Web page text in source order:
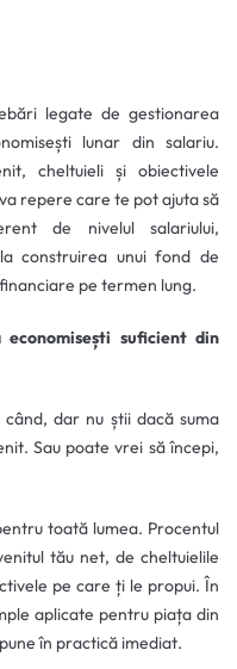
TAB)
IN A NEW TAB)
legate de gestionarea
lunar din salariu.
cheltuieli și obiectivele
repere care te pot ajuta să
de nivelul salariului,
construirea unui fond de
pe termen lung.
suficient din
dar nu știi dacă suma
Sau poate vrei să începi,
toată lumea. Procentul
tău net, de cheltuielile
pe care ți le propui. În
aplicate pentru piața din
în practică imediat.